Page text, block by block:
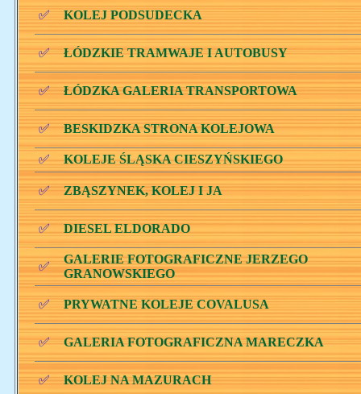
✅ KOLEJ PODSUDECKA
✅ ŁÓDZKIE TRAMWAJE I AUTOBUSY
✅ ŁÓDZKA GALERIA TRANSPORTOWA
✅ BESKIDZKA STRONA KOLEJOWA
✅ KOLEJE ŚLĄSKA CIESZYŃSKIEGO
✅ ZBĄSZYNEK, KOLEJ I JA
✅ DIESEL ELDORADO
✅
GALERIE FOTOGRAFICZNE JERZEGO
GRANOWSKIEGO
✅ PRYWATNE KOLEJE COVALUSA
✅ GALERIA FOTOGRAFICZNA MARECZKA
✅ KOLEJ NA MAZURACH